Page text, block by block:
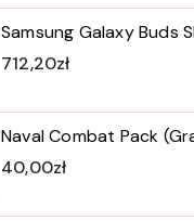
Samsung Galaxy Buds
712,20zł
Naval Combat Pack
40,00zł